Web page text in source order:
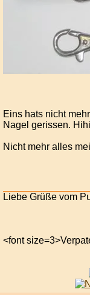
Eins hats nicht
Nagel gerissen.
Nicht mehr alles
Liebe Grüße vom
<font